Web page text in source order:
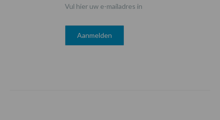
Vul hier uw e-mailadres in